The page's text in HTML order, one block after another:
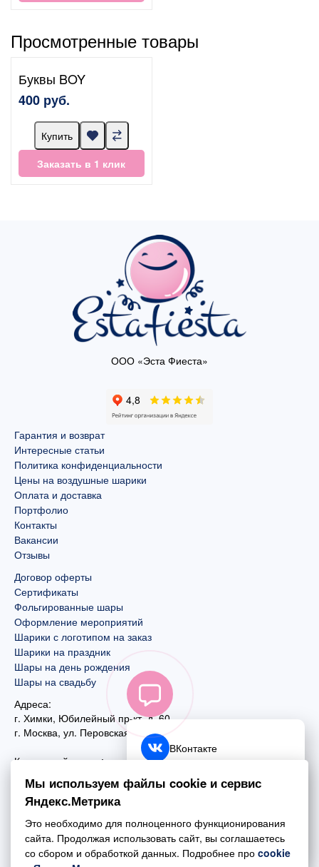
Просмотренные товары
Буквы BOY
400 руб.
Купить
Заказать в 1 клик
ООО «Эста Фиеста»
Гарантия и возврат
Интересные статьи
Политика конфиденциальности
Цены на воздушные шарики
Оплата и доставка
Портфолио
Контакты
Вакансии
Отзывы
Договор оферты
Сертификаты
Фольгированные шары
Оформление мероприятий
Шарики с логотипом на заказ
Шарики на праздник
Шары на день рождения
Шары на свадьбу
Адреса:
г. Химки, Юбилейный пр-кт, д. 60
г. Москва, ул. Перовская, д. 59
Контактный номер:
+7 (495) 970-44-75
Почта:
mail@esta-fiesta.ru
Режим работы интернет-магазина:
ВКонтакте
Telegram
Обратный звонок
Мы используем файлы cookie и сервис
Яндекс.Метрика
Это необходимо для полноценного функционирования
сайта. Продолжая использовать сайт, вы соглашаетесь
со сбором и обработкой данных. Подробнее про cookie